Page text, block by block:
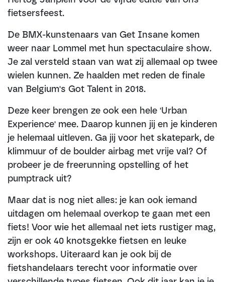
fietsersfeest.
De BMX-kunstenaars van Get Insane komen
weer naar Lommel met hun spectaculaire show.
Je zal versteld staan van wat zij allemaal op twee
wielen kunnen. Ze haalden met reden de finale
van Belgium's Got Talent in 2018.
Deze keer brengen ze ook een hele 'Urban
Experience' mee. Daarop kunnen jij en je kinderen
je helemaal uitleven. Ga jij voor het skatepark, de
klimmuur of de boulder airbag met vrije val? Of
probeer je de freerunning opstelling of het
pumptrack uit?
Maar dat is nog niet alles: je kan ook iemand
uitdagen om helemaal overkop te gaan met een
fiets! Voor wie het allemaal net iets rustiger mag,
zijn er ook 40 knotsgekke fietsen en leuke
workshops. Uiteraard kan je ook bij de
fietshandelaars terecht voor informatie over